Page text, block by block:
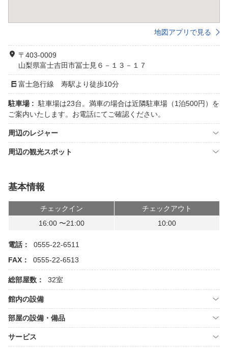
地図アプリで見る
〒403-0009
山梨県富士吉田市冨士見６－１３－１７
富士急行線 寿駅より徒歩10分
駐車場 : 駐車場は23台。満車の場合は近隣駐車場（1泊500円）を
ご案内いたします。お電話にてご確認ください。
周辺のレジャー
周辺の観光スポット
基本情報
チェックイン
チェックアウト
16:00 〜21:00
10:00
電話：
0555-22-6511
FAX：
0555-22-6513
総部屋数： 32室
館内の設備
部屋の設備・備品
サービス